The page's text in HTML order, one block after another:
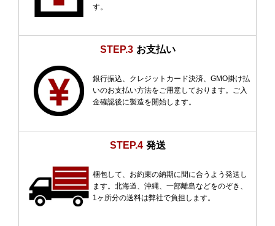
す。
STEP.3 お支払い
銀行振込、クレジットカード決済、GMO掛け払
いのお支払い方法をご用意しております。ご入
金確認後に製造を開始します。
STEP.4 発送
梱包して、お約束の納期に間に合うよう発送し
ます。北海道、沖縄、一部離島などをのぞき、
1ヶ所分の送料は弊社で負担します。